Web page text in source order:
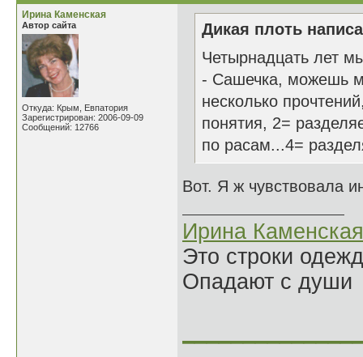
Ирина Каменская
Автор сайта
Откуда: Крым, Евпатория
Зарегистрирован: 2006-09-09
Сообщений: 12766
Дикая плоть
Четырнадцать лет
- Сашечка, можешь
несколько
понятия, 2=
по расам...4=
Вот. Я ж чувствовала
Ирина Каменская
Это строки
Опадают с души